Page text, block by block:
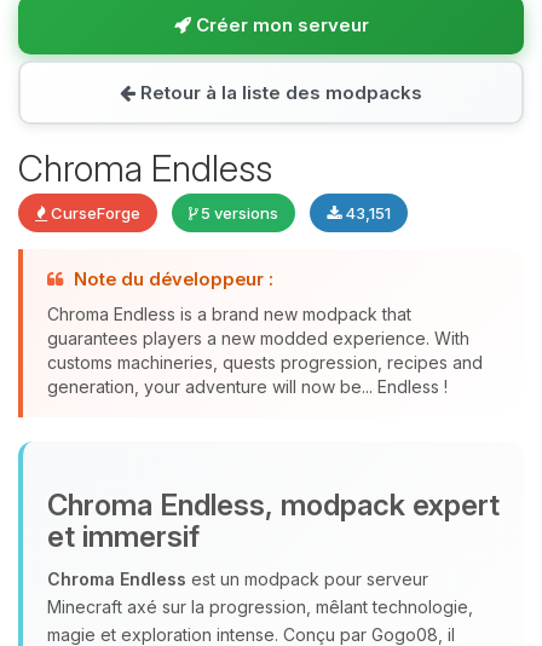
Créer mon serveur
Retour à la liste des modpacks
Chroma Endless
CurseForge 5 versions 43,151
Note du développeur :
Chroma Endless is a brand new modpack that
guarantees players a new modded experience. With
customs machineries, quests progression, recipes and
generation, your adventure will now be... Endless !
Chroma Endless, modpack expert
et immersif
Chroma Endless est un modpack pour serveur
Minecraft axé sur la progression, mêlant technologie,
magie et exploration intense. Conçu par Gogo08, il
Youpi, enfin quelqu’un pour me
parler ! Moi c’est Choupy, ton petit
assistant BoxToPlay. Dis-moi ce dont